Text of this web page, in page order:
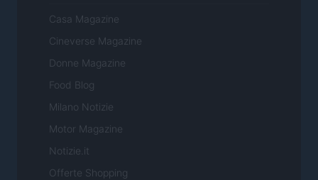
Casa Magazine
Cineverse Magazine
Donne Magazine
Food Blog
Milano Notizie
Motor Magazine
Notizie.it
Offerte Shopping